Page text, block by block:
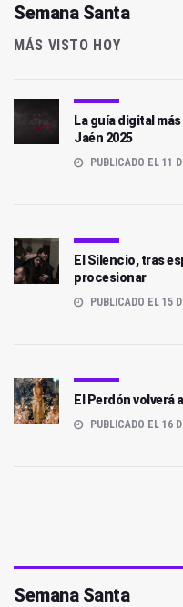
Semana Santa
MÁS VISTO HOY
La guía digital
Jaén 2025
PUBLICADO EL 11
El Silencio, tras
procesionar
PUBLICADO EL 15
El Perdón volverá
PUBLICADO EL 16
Semana Santa